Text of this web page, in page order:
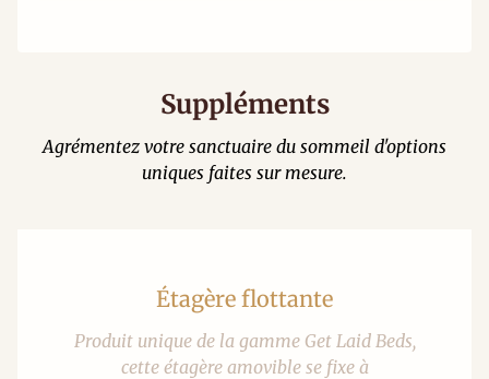
Suppléments
Agrémentez votre sanctuaire du sommeil d'options
uniques faites sur mesure.
Étagère flottante
Produit unique de la gamme Get Laid Beds,
cette étagère amovible se fixe à